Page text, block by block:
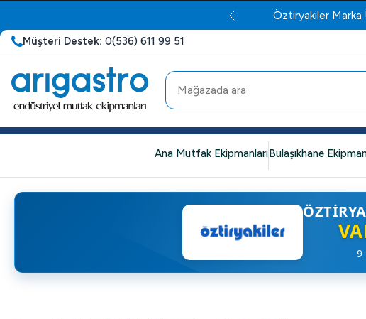
Öztiryakiler Marka
Müşteri Destek: 0(536) 611 99 51
Ana Mutfak EkipmanlarıBulaşıkhane
9